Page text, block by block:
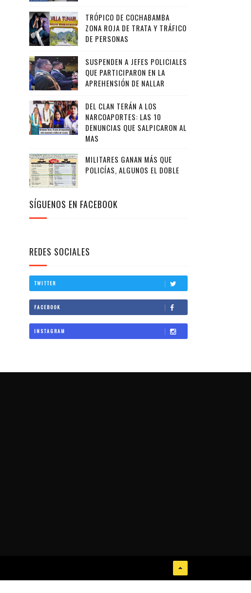
TRÓPICO DE COCHABAMBA
ZONA ROJA DE TRATA Y TRÁFICO
DE PERSONAS
SUSPENDEN A JEFES POLICIALES
QUE PARTICIPARON EN LA
APREHENSIÓN DE NALLAR
DEL CLAN TERÁN A LOS
NARCOAPORTES: LAS 10
DENUNCIAS QUE SALPICARON AL
MAS
MILITARES GANAN MÁS QUE
POLICÍAS, ALGUNOS EL DOBLE
SÍGUENOS EN FACEBOOK
REDES SOCIALES
TWITTER
FACEBOOK
INSTAGRAM